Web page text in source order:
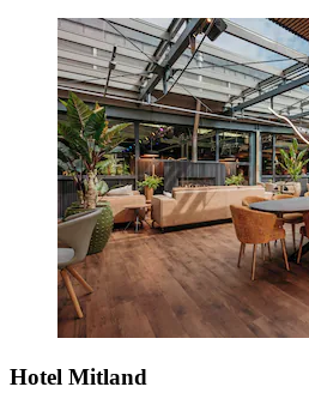
Hotel Mitland